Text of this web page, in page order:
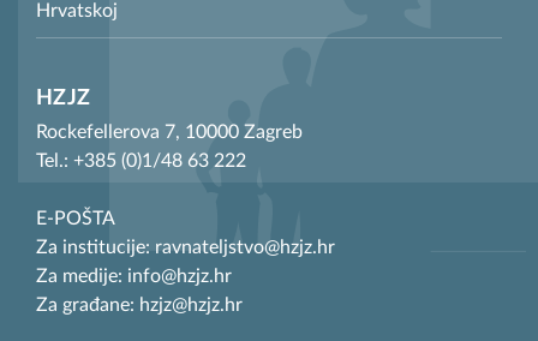
Hrvatskoj
HZJZ
Rockefellerova 7, 10000 Zagreb
Tel.: +385 (0)1/48 63 222
E-POŠTA
Za institucije: ravnateljstvo@hzjz.hr
Za medije: info@hzjz.hr
Za građane: hzjz@hzjz.hr